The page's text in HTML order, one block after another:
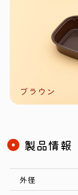
製品情報
外径